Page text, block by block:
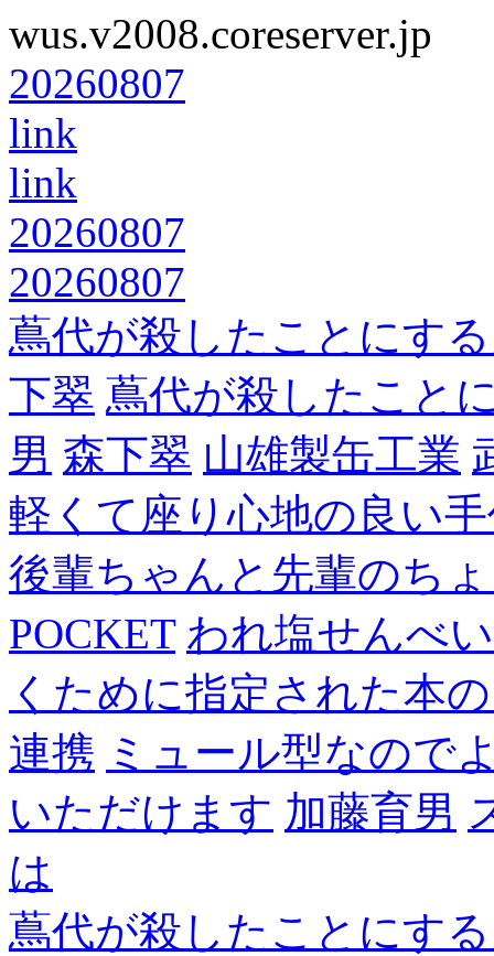
wus.v2008.coreserver.jp
20260807
link
link
20260807
20260807
蔦代が殺したことにす
下翠 蔦代が殺したこと
男 森下翠 山雄製缶工業
軽くて座り心地の良い
後輩ちゃんと先輩のち
POCKET われ塩せんべい
くために指定された本
連携 ミュール型なので
いただけます 加藤育男
は
蔦代が殺したことにす